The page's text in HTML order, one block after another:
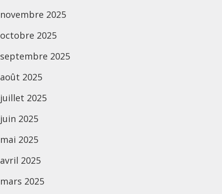
novembre 2025
octobre 2025
septembre 2025
août 2025
juillet 2025
juin 2025
mai 2025
avril 2025
mars 2025